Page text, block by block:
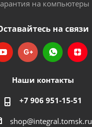
на компьютеры
на связи
Наши контакты
+7 906 951-15-51
shop@integral.tomsk.ru